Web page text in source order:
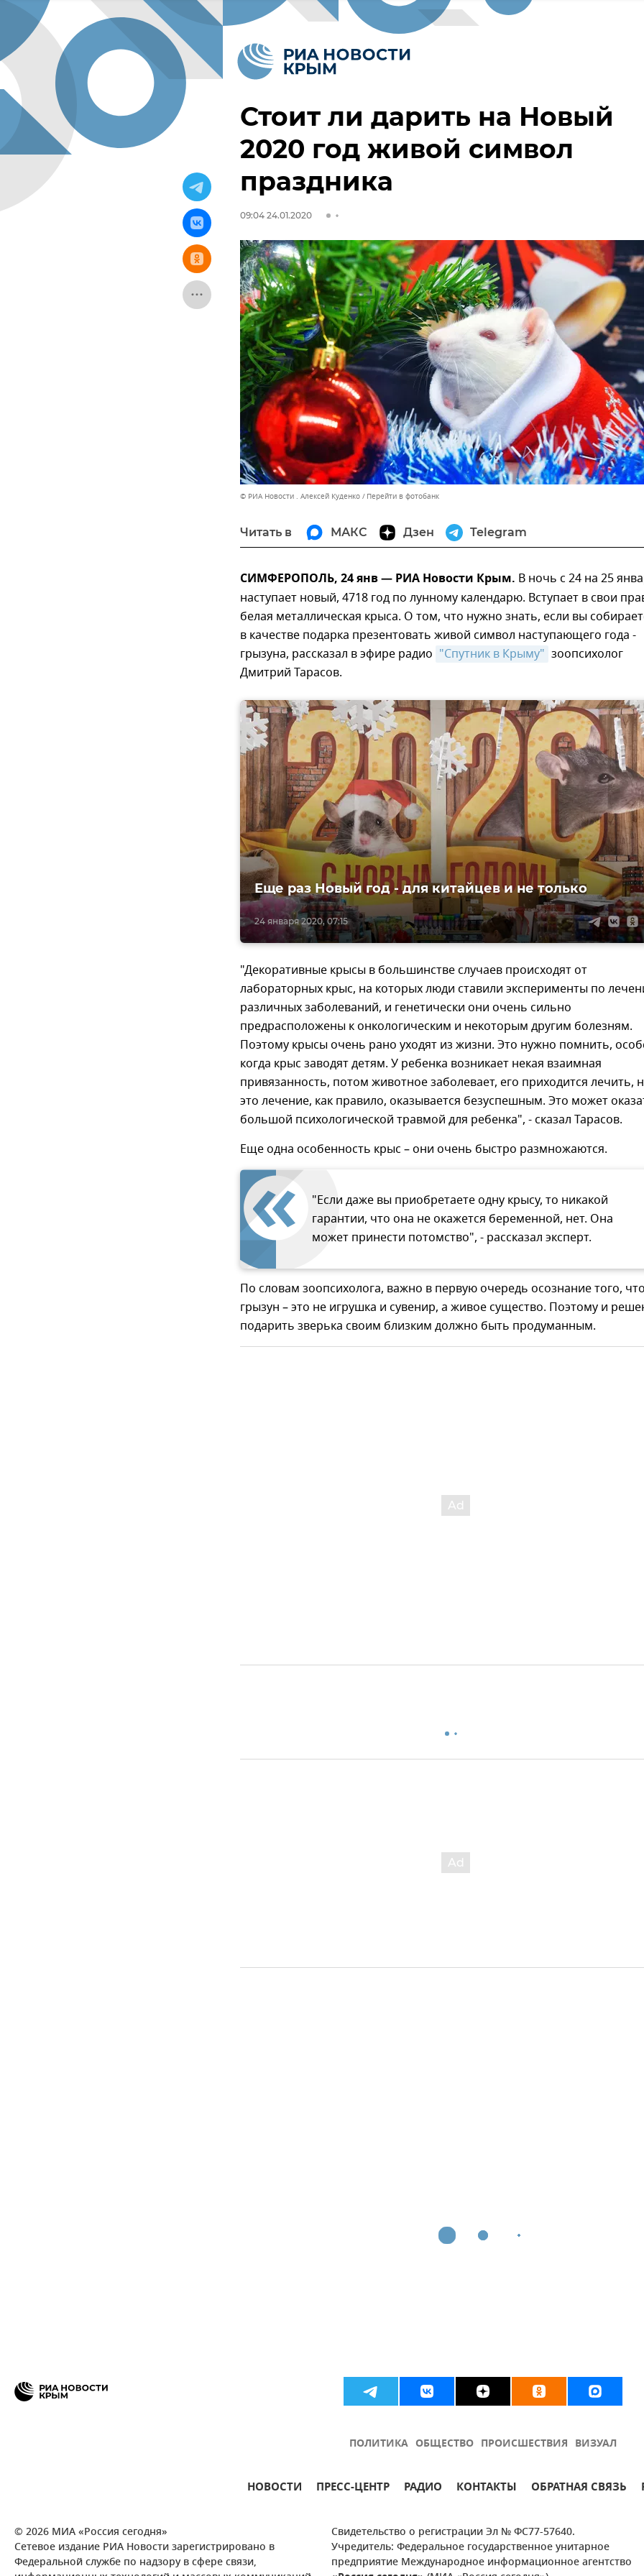
Стоит ли дарить на Новый
2020 год живой символ
праздника
09:04 24.01.2020
© РИА Новости . Алексей Куденко Перейти в фотобанк
Читать в МАКС Дзен Telegram
СИМФЕРОПОЛЬ, 24 янв — РИА Новости Крым. В ночь с 24 на 25
наступает новый, 4718 год по лунному календарю. Вступает в свои
белая металлическая крыса. О том, что нужно знать, если вы
в качестве подарка презентовать живой символ наступающего года -
грызуна, рассказал в эфире радио "Спутник в Крыму" зоопсихолог
Дмитрий Тарасов.
24 января 2020, 07:15
Еще раз Новый год - для китайцев и не только
"Декоративные крысы в большинстве случаев происходят от
лабораторных крыс, на которых люди ставили эксперименты по
различных заболеваний, и генетически они очень сильно
предрасположены к онкологическим и некоторым другим болезням.
Поэтому крысы очень рано уходят из жизни. Это нужно помнить,
когда крыс заводят детям. У ребенка возникает некая взаимная
привязанность, потом животное заболевает, его приходится лечить,
это лечение, как правило, оказывается безуспешным. Это может
большой психологической травмой для ребенка", - сказал Тарасов.
Еще одна особенность крыс – они очень быстро размножаются.
"Если даже вы приобретаете одну крысу, то никакой
гарантии, что она не окажется беременной, нет. Она
может принести потомство", - рассказал эксперт.
По словам зоопсихолога, важно в первую очередь осознание того, что
грызун – это не игрушка и сувенир, а живое существо. Поэтому и
подарить зверька своим близким должно быть продуманным.
ПОЛИТИКА ОБЩЕСТВО ПРОИСШЕСТВИЯ ВИЗУАЛ
НОВОСТИ ПРЕСС-ЦЕНТР РАДИО КОНТАКТЫ ОБРАТНАЯ СВЯЗЬ
© 2026 МИА «Россия сегодня»
Сетевое издание РИА Новости зарегистрировано в
Федеральной службе по надзору в сфере связи,
Свидетельство о регистрации Эл № ФС77-57640.
Учредитель: Федеральное государственное унитарное
предприятие Международное информационное агентство